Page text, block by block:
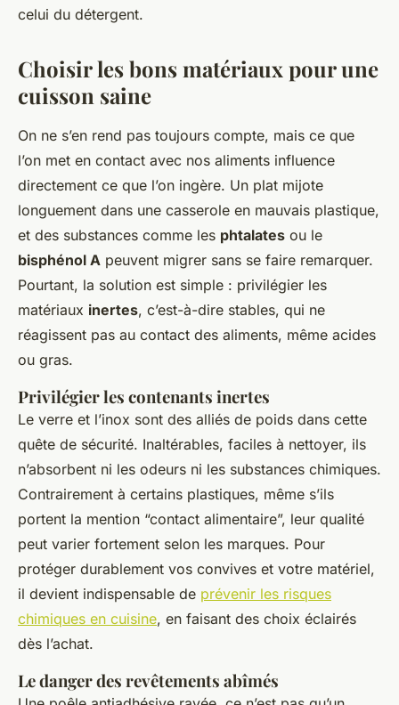
celui du détergent.
Choisir les bons matériaux pour une
cuisson saine
On ne s’en rend pas toujours compte, mais ce que
l’on met en contact avec nos aliments influence
directement ce que l’on ingère. Un plat mijote
longuement dans une casserole en mauvais plastique,
et des substances comme les phtalates ou le
bisphénol A peuvent migrer sans se faire remarquer.
Pourtant, la solution est simple : privilégier les
matériaux inertes, c’est-à-dire stables, qui ne
réagissent pas au contact des aliments, même acides
ou gras.
Privilégier les contenants inertes
Le verre et l’inox sont des alliés de poids dans cette
quête de sécurité. Inaltérables, faciles à nettoyer, ils
n’absorbent ni les odeurs ni les substances chimiques.
Contrairement à certains plastiques, même s’ils
portent la mention “contact alimentaire”, leur qualité
peut varier fortement selon les marques. Pour
protéger durablement vos convives et votre matériel,
il devient indispensable de prévenir les risques
chimiques en cuisine, en faisant des choix éclairés
dès l’achat.
Le danger des revêtements abîmés